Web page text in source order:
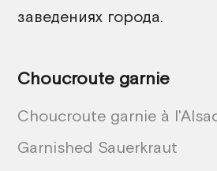
заведениях города.
Choucroute garnie
Choucroute garnie à
Garnished Sauerkraut